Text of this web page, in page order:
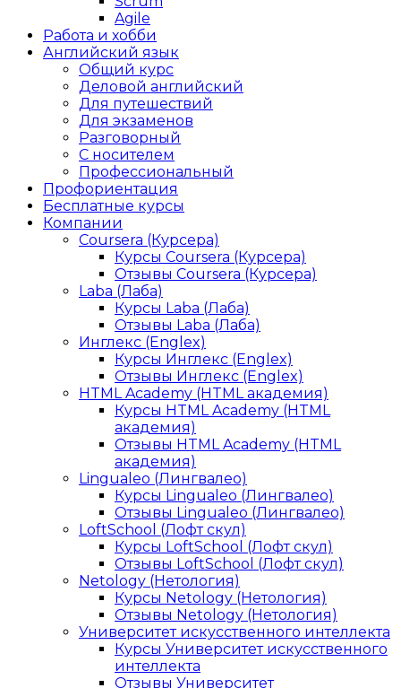
Agile
Работа и хобби
Английский язык
Общий курс
Деловой английский
Для путешествий
Для экзаменов
Разговорный
С носителем
Профессиональный
Профориентация
Бесплатные курсы
Компании
Coursera (Курсера)
Курсы Coursera (Курсера)
Отзывы Coursera (Курсера)
Laba (Лаба)
Курсы Laba (Лаба)
Отзывы Laba (Лаба)
Инглекс (Englex)
Курсы Инглекс (Englex)
Отзывы Инглекс (Englex)
HTML Academy (HTML академия)
Курсы HTML Academy (HTML
академия)
Отзывы HTML Academy (HTML
академия)
Lingualeo (Лингвалео)
Курсы Lingualeo (Лингвалео)
Отзывы Lingualeo (Лингвалео)
LoftSchool (Лофт скул)
Курсы LoftSchool (Лофт скул)
Отзывы LoftSchool (Лофт скул)
Netology (Нетология)
Курсы Netology (Нетология)
Отзывы Netology (Нетология)
Университет искусственного интеллекта
Курсы Университет искусственного
интеллекта
Отзывы Университет